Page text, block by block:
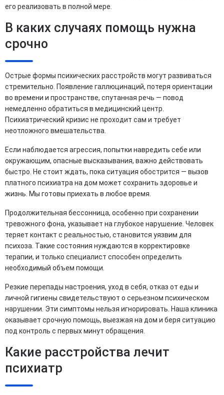
его реализовать в полной мере.
В каких случаях помощь нужна
срочно
Острые формы психических расстройств могут развиваться
стремительно. Появление галлюцинаций, потеря ориентации
во времени и пространстве, спутанная речь — повод
немедленно обратиться в медицинский центр.
Психиатрический кризис не проходит сам и требует
неотложного вмешательства.
Если наблюдается агрессия, попытки навредить себе или
окружающим, опасные высказывания, важно действовать
быстро. Не стоит ждать, пока ситуация обострится — вызов
платного психиатра на дом может сохранить здоровье и
жизнь. Мы готовы приехать в любое время.
Продолжительная бессонница, особенно при сохранении
тревожного фона, указывает на глубокое нарушение. Человек
теряет контакт с реальностью, становится уязвим для
психоза. Такие состояния нуждаются в корректировке
терапии, и только специалист способен определить
необходимый объем помощи.
Резкие перепады настроения, уход в себя, отказ от еды и
личной гигиены свидетельствуют о серьезном психическом
нарушении. Эти симптомы нельзя игнорировать. Наша клиника
оказывает срочную помощь, выезжая на дом и беря ситуацию
под контроль с первых минут обращения.
Какие расстройства лечит
психиатр